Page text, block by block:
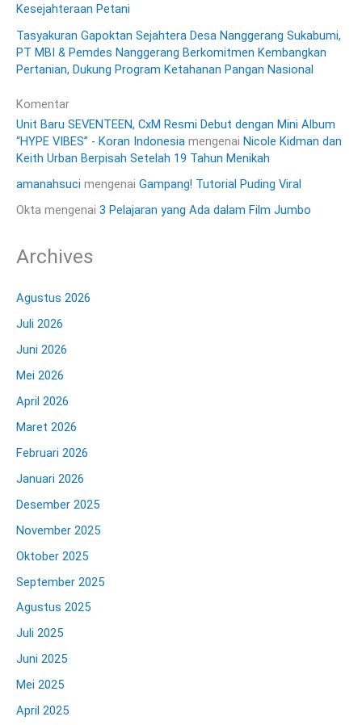
Kesejahteraan Petani
Tasyakuran Gapoktan Sejahtera Desa Nanggerang Sukabumi,
PT MBI & Pemdes Nanggerang Berkomitmen Kembangkan
Pertanian, Dukung Program Ketahanan Pangan Nasional
Komentar
Unit Baru SEVENTEEN, CxM Resmi Debut dengan Mini Album
“HYPE VIBES” - Koran Indonesia mengenai Nicole Kidman dan
Keith Urban Berpisah Setelah 19 Tahun Menikah
amanahsuci mengenai Gampang! Tutorial Puding Viral
Okta mengenai 3 Pelajaran yang Ada dalam Film Jumbo
Archives
Agustus 2026
Juli 2026
Juni 2026
Mei 2026
April 2026
Maret 2026
Februari 2026
Januari 2026
Desember 2025
November 2025
Oktober 2025
September 2025
Agustus 2025
Juli 2025
Juni 2025
Mei 2025
April 2025